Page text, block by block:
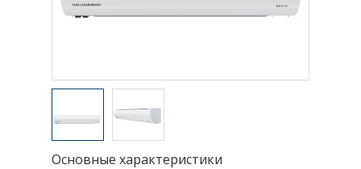
Основные характеристики